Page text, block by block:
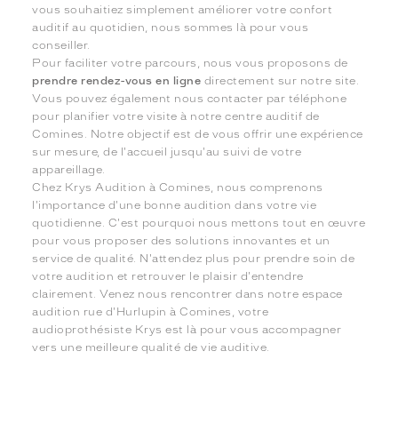
vous souhaitiez simplement améliorer votre confort
auditif au quotidien, nous sommes là pour vous
conseiller.
Pour faciliter votre parcours, nous vous proposons de
prendre rendez-vous en ligne directement sur notre site.
Vous pouvez également nous contacter par téléphone
pour planifier votre visite à notre centre auditif de
Comines. Notre objectif est de vous offrir une expérience
sur mesure, de l'accueil jusqu'au suivi de votre
appareillage.
Chez Krys Audition à Comines, nous comprenons
l'importance d'une bonne audition dans votre vie
quotidienne. C'est pourquoi nous mettons tout en œuvre
pour vous proposer des solutions innovantes et un
service de qualité. N'attendez plus pour prendre soin de
votre audition et retrouver le plaisir d'entendre
clairement. Venez nous rencontrer dans notre espace
audition rue d'Hurlupin à Comines, votre
audioprothésiste Krys est là pour vous accompagner
vers une meilleure qualité de vie auditive.